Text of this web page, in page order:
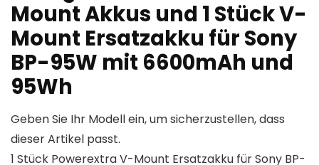
Mount Akkus und 1 Stück V-
Mount Ersatzakku für Sony
BP-95W mit 6600mAh und
95Wh
Geben Sie Ihr Modell ein, um sicherzustellen, dass
dieser Artikel passt.
1 Stück Powerextra V-Mount Ersatzakku für Sony BP-